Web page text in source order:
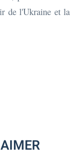
de l'Ukraine et la